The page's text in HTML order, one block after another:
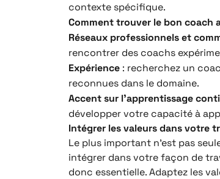
contexte spécifique.
Comment trouver le bon coach
Réseaux professionnels et
rencontrer des coachs
Expérience : recherchez un
reconnues dans le domaine.
Accent sur l’apprentissage
développer votre capacité à
Intégrer les valeurs dans votre
Le plus important n’est pas
intégrer dans votre façon de
donc essentielle. Adaptez les